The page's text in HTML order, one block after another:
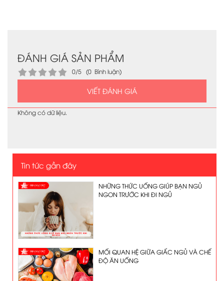
ĐÁNH GIÁ SẢN PHẨM
0/5 (0 Bình luận)
VIẾT ĐÁNH GIÁ
Không có dữ liệu.
Tin tức gần đây
NHỮNG THỨC UỐNG GIÚP BẠN NGỦ
NGON TRƯỚC KHI ĐI NGỦ
MỐI QUAN HỆ GIỮA GIẤC NGỦ VÀ CHẾ
ĐỘ ĂN UỐNG